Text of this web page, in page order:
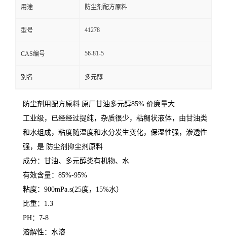
用途 防尘剂配方原料
型号 41278
CAS编号 56-81-5
别名 多元醇
防尘剂用配方原料 原厂甘油多元醇85% 价廉量大
工业级，已经经过提纯，杂质很少，粘稠状液体，由甘油类
和水组成，粘度随温度和水分发生变化，保湿性强，渗透性
强，是 防尘剂抑尘剂原料
成分：甘油、多元醇类有机物、水
有效含量：85%-95%
粘度：900mPa.s(25度，15%水）
比重：1.3
PH：7-8
溶解性：水溶